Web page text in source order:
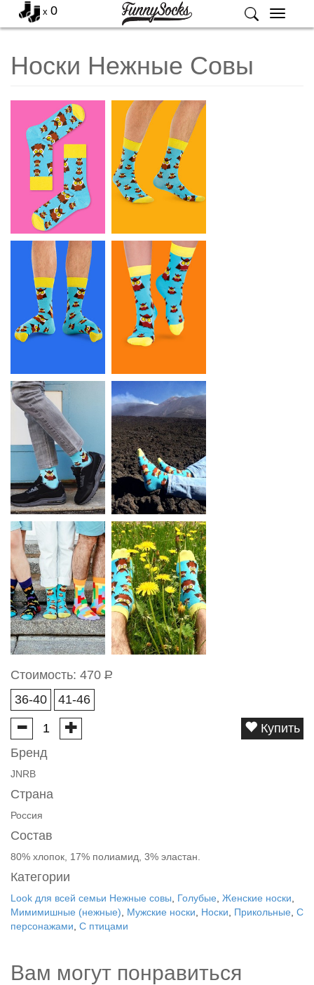
Меню
x 0
Носки Нежные Совы
Стоимость: 470 Р
36-40
41-46
Купить
Бренд
JNRB
Страна
Россия
Состав
80% хлопок, 17% полиамид, 3% эластан.
Категории
Look для всей семьи Нежные совы Голубые Женские носки
Мимимишные (нежные)
Мужские носки Носки Прикольные С
персонажами С птицами
Вам могут понравиться